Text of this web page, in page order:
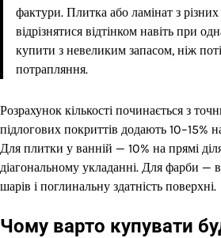
фактури. Плитка або ламінат з
відрізнятися відтінком навіть при
купити з невеликим запасом, ніж
потрапляння.
Розрахунок кількості починається з
підлогових покриттів додають 10–15%
Для плитки у ванній — 10% на прямі
діагональному укладанні. Для фарби —
шарів і поглинальну здатність поверхні.
Чому варто купувати